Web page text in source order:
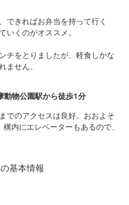
できればお弁当を持って行く
いくのがオススメ。
チをとりましたが、軽食しかな
ません。
動物公園駅から徒歩1分
でのアクセスは良好。おおよそ
内にエレベーターもあるので、
基本情報